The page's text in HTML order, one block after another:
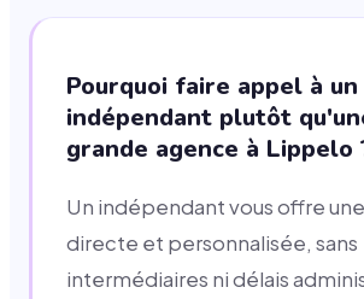
Pourquoi faire appel à un
indépendant plutôt
grande agence à Lippelo
Un indépendant vous offre
directe et personnalisée, sans
intermédiaires ni délais